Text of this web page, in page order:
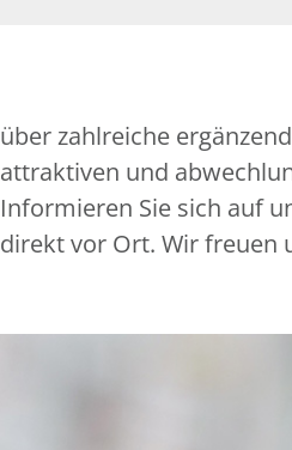
attraktiven und
Informieren Sie sich auf
direkt vor Ort. Wir freuen